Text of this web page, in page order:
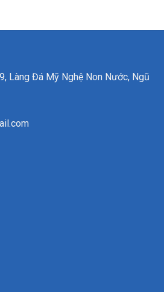
Làng Đá Mỹ Nghệ Non Nước, Ngũ